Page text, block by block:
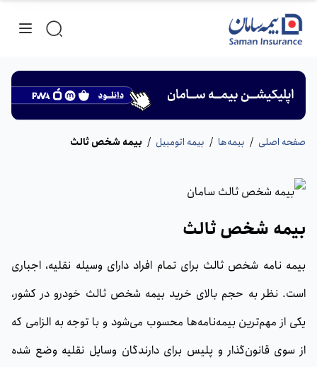
صفحه اصلی / بیمه‌ها / بیمه اتومبیل / بیمه شخص ثالث
بیمه شخص ثالث
بیمه نامه شخص ثالث برای تمام افراد دارای وسیله نقلیه، اجباری
است. نظر به حجم بالای خرید بیمه شخص ثالث خودرو در کشور،
یکی از مهم‌ترین بیمه‌نامه‌ها محسوب می‌شود و با توجه به الزامی که
از سوی قانون‌گذار و پلیس برای دارندگان وسایل نقلیه وضع شده